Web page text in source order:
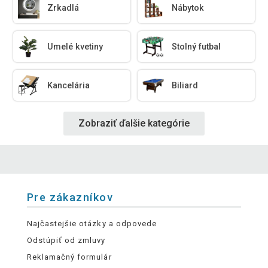
Zrkadlá Nábytok
Umelé kvetiny Stolný futbal
Kancelária Biliard
Zobraziť ďalšie kategórie
Pre zákazníkov
Najčastejšie otázky a odpovede
Odstúpiť od zmluvy
Reklamačný formulár